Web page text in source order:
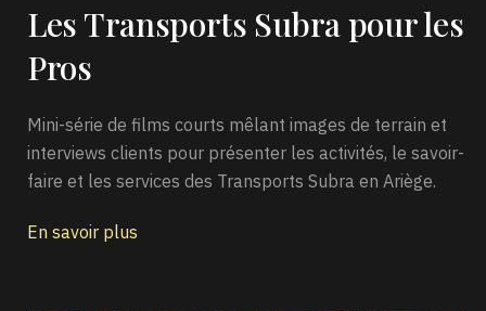
Les Transports Subrapour les
Pros
Mini-série de films courts mêlant images de terrain et
interviews clients pour présenter les activités, le savoir-
faire et les services des Transports Subra en Ariège.
En savoir plus